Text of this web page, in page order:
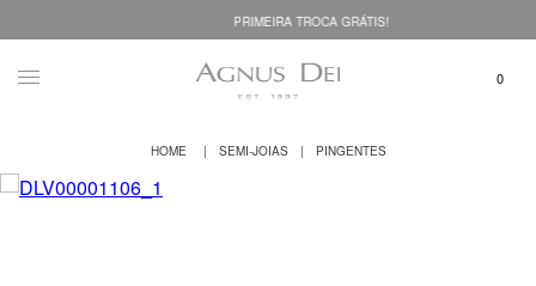
PRIMEIRA TROCA GRÁTIS!
SEMI-JOIAS PINGENTES